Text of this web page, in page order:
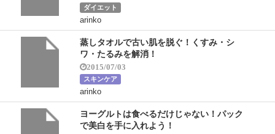
ダイエット
arinko
蒸しタオルで古い肌を脱ぐ！くすみ・シ
ワ・たるみを解消！
2015/07/03
スキンケア
arinko
ヨーグルトは食べるだけじゃない！パック
で美白を手に入れよう！